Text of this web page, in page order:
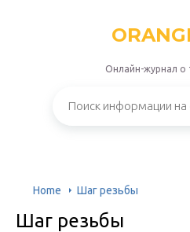
Онлайн-журнал о
Home Шаг резьбы
Шаг резьбы